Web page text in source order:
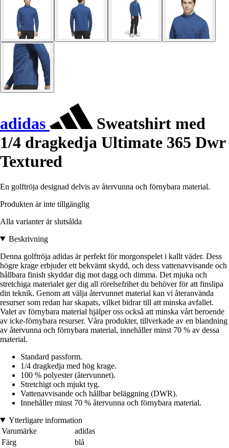
adidas
Sweatshirt med
1/4 dragkedja Ultimate 365 Dwr
Textured
En golftröja designad delvis av återvunna och förnybara material.
Produkten är inte tillgänglig
Alla varianter är slutsålda
Beskrivning
Denna golftröja adidas är perfekt för morgonspelet i kallt väder. Dess
högre krage erbjuder ett bekvämt skydd, och dess vattenavvisande och
hållbara finish skyddar dig mot dagg och dimma. Det mjuka och
stretchiga materialet ger dig all rörelsefrihet du behöver för att finslipa
din teknik. Genom att välja återvunnet material kan vi återanvända
resurser som redan har skapats, vilket bidrar till att minska avfallet.
Valet av förnybara material hjälper oss också att minska vårt beroende
av icke-förnybara resurser. Våra produkter, tillverkade av en blandning
av återvunna och förnybara material, innehåller minst 70 % av dessa
material.
Standard passform.
1/4 dragkedja med hög krage.
100 % polyester (återvunnet).
Stretchigt och mjukt tyg.
Vattenavvisande och hållbar beläggning (DWR).
Innehåller minst 70 % återvunna och förnybara material.
Ytterligare information
Varumärke
adidas
Färg
blå